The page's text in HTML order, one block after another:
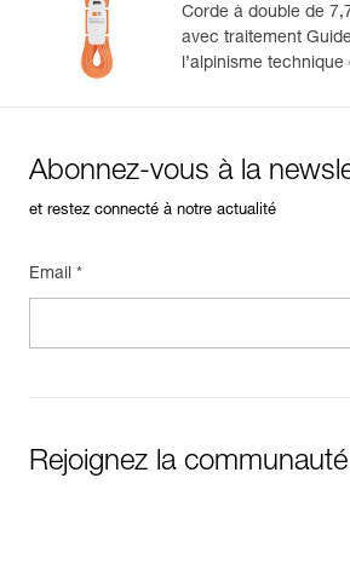
Corde à double de
avec traitement
l’alpinisme technique
Abonnez-vous à la
et restez connecté à notre actualité
Email *
Rejoignez la